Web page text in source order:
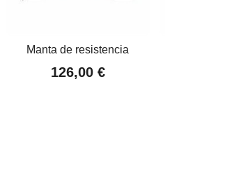
Manta de resistencia
126,00 €